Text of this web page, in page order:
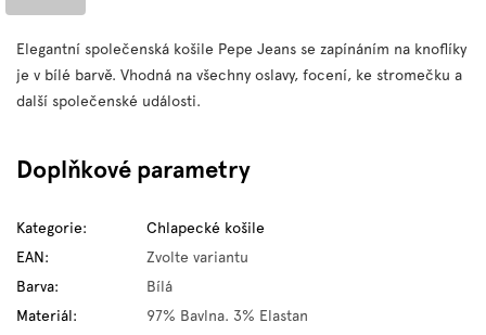
Elegantní společenská košile Pepe Jeans se zapínáním na knoflíky
je v bílé barvě. Vhodná na všechny oslavy, focení, ke stromečku a
další společenské události.
Doplňkové parametry
Kategorie:
Chlapecké košile
EAN:
Zvolte variantu
Barva:
Bílá
Materiál:
97% Bavlna. 3% Elastan